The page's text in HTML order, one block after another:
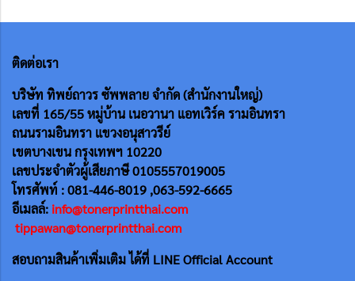
ติดต่อเรา
บริษัท ทิพย์ถาวร ซัพพลาย จำกัด (สำนักงานใหญ่)
เลขที่ 165/55หมู่บ้าน เนอวานา แอทเวิร์ค รามอินทรา
ถนนรามอินทรา แขวงอนุสาวรีย์
เขตบางเขน กรุงเทพฯ 10220
เลขประจำตัวผู้เสียภาษี 0105557019005
โทรศัพท์ : 081-446-8019 ,063-592-6665
อีเมลล์: info@tonerprintthai.com
tippawan@tonerprintthai.com
สอบถามสินค้าเพิ่มเติม ได้ที่ LINE Official Account